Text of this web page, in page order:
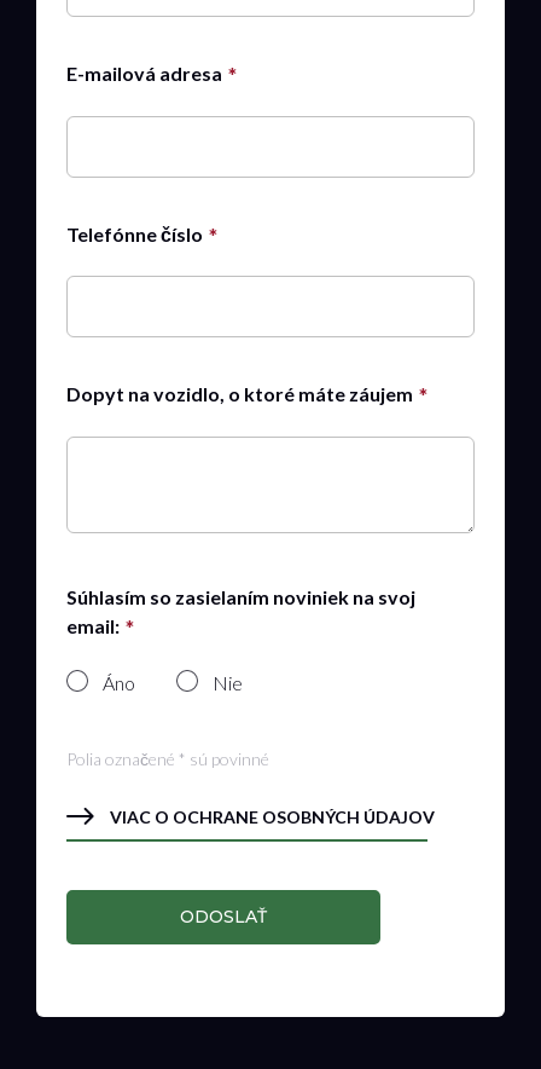
E-mailová adresa
Telefónne číslo
Dopyt na vozidlo, o ktoré máte záujem
Súhlasím so zasielaním noviniek na svoj
email:
Áno Nie
Polia označené * sú povinné
VIAC O OCHRANE OSOBNÝCH ÚDAJOV
ODOSLAŤ